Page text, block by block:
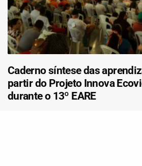
Caderno síntese das
partir do Projeto Innova
durante o 13º EARE